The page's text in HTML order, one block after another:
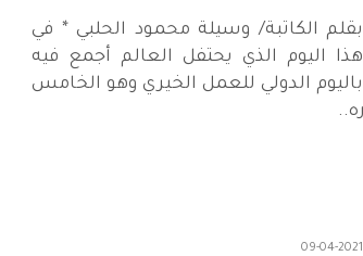
بقلم الكاتبة/ وسيلة محمود الحلبي * في
هذا اليوم الذي يحتفل العالم أجمع فيه
باليوم الدولي للعمل الخيري وهو الخامس
09-04-2021